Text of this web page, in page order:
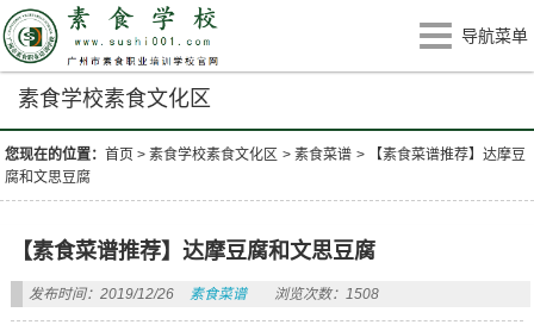
导航菜单
素食学校素食文化区
您现在的位置：首页 >素食学校素食文化区 >素食菜谱 >
【素食菜谱推荐】达摩豆
腐和文思豆腐
【素食菜谱推荐】达摩豆腐和文思豆腐
发布时间：2019/12/26 素食菜谱 浏览次数：1508